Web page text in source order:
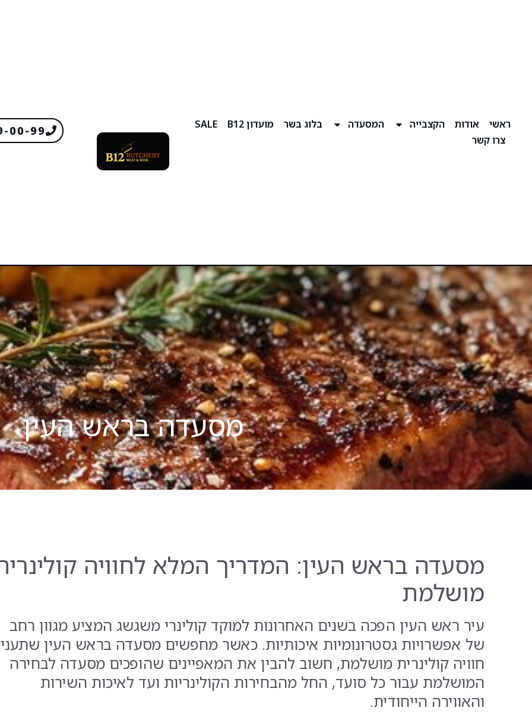
ראשי אודות הקצבייה המסעדה בלוג בשר מועדון B12
SALE
צרו קשר
00-99
מסעדה בראש העין
מסעדה בראש העין: המדריך המלא לחוויה
מושלמת
עיר ראש העין הפכה בשנים האחרונות למוקד קולינרי משגשג המציע מגוון רחב
של אפשרויות גסטרונומיות איכותיות. כאשר מחפשים מסעדה בראש העין
חוויה קולינרית מושלמת, חשוב להבין את המאפיינים שהופכים מסעדה לבחירה
המושלמת עבור כל סועד, החל מהבחירות הקולינריות ועד לאיכות השירות
והאווירה הייחודית.